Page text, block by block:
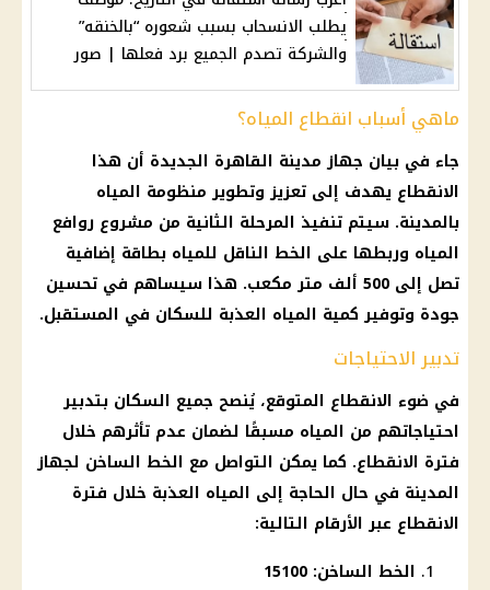
يطلب الانسحاب بسبب شعوره “بالخنقه”
والشركة تصدم الجميع برد فعلها | صور
ماهي أسباب انقطاع المياه؟
جاء في بيان جهاز مدينة القاهرة الجديدة أن هذا
الانقطاع يهدف إلى تعزيز وتطوير منظومة المياه
بالمدينة. سيتم تنفيذ المرحلة الثانية من مشروع روافع
المياه وربطها على الخط الناقل للمياه بطاقة إضافية
تصل إلى 500 ألف متر مكعب. هذا سيساهم في تحسين
جودة وتوفير كمية المياه العذبة للسكان في المستقبل.
تدبير الاحتياجات
في ضوء الانقطاع المتوقع، يُنصح جميع السكان بتدبير
احتياجاتهم من المياه مسبقًا لضمان عدم تأثرهم خلال
فترة الانقطاع. كما يمكن التواصل مع الخط الساخن لجهاز
المدينة في حال الحاجة إلى المياه العذبة خلال فترة
الانقطاع عبر الأرقام التالية:
الخط الساخن: 15100